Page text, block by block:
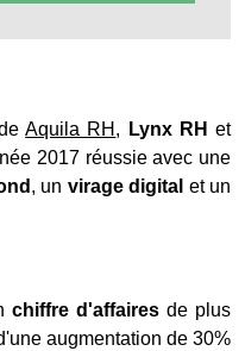
Aquila RH , Lynx RH et
2017 réussie avec une
, un virage digital et un
chiffre d'affairesde plus
augmentation de 30%